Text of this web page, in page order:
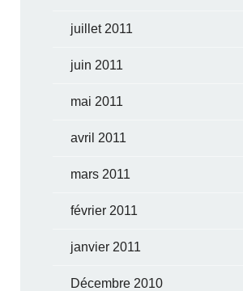
juillet 2011
juin 2011
mai 2011
avril 2011
mars 2011
février 2011
janvier 2011
Décembre 2010